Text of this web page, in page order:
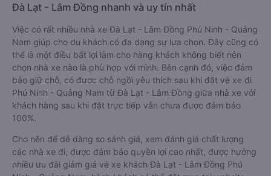
Đà Lạt - Lâm Đồng nhanh và uy tín nhất
Việc có rất nhiều nhà xe Đà Lạt - Lâm Đồng Phú Ninh - Quảng
Nam giúp cho du khách có đa dạng sự lựa chọn. Đây cũng có
thể là một điều bất lợi làm cho hàng khách không biết nên
chọn nhà xe nào là phù hợp với mình. Bên cạnh đó, việc đảm
bảo giữ chỗ, có được chỗ ngồi yêu thích sau khi đặt vé xe đi
Phú Ninh - Quảng Nam từ Đà Lạt - Lâm Đồng giữa nhà xe với
khách hàng sau khi đặt trực tiếp vẫn chưa được đảm bảo
100%.
Cho nên để dễ dàng so sánh giá, xem đánh giá chất lượng
các nhà xe đi, được đảm bảo quyền lợi cao nhất, được hưởng
nhiều ưu đãi giảm giá vé xe khách Đà Lạt - Lâm Đồng Phú